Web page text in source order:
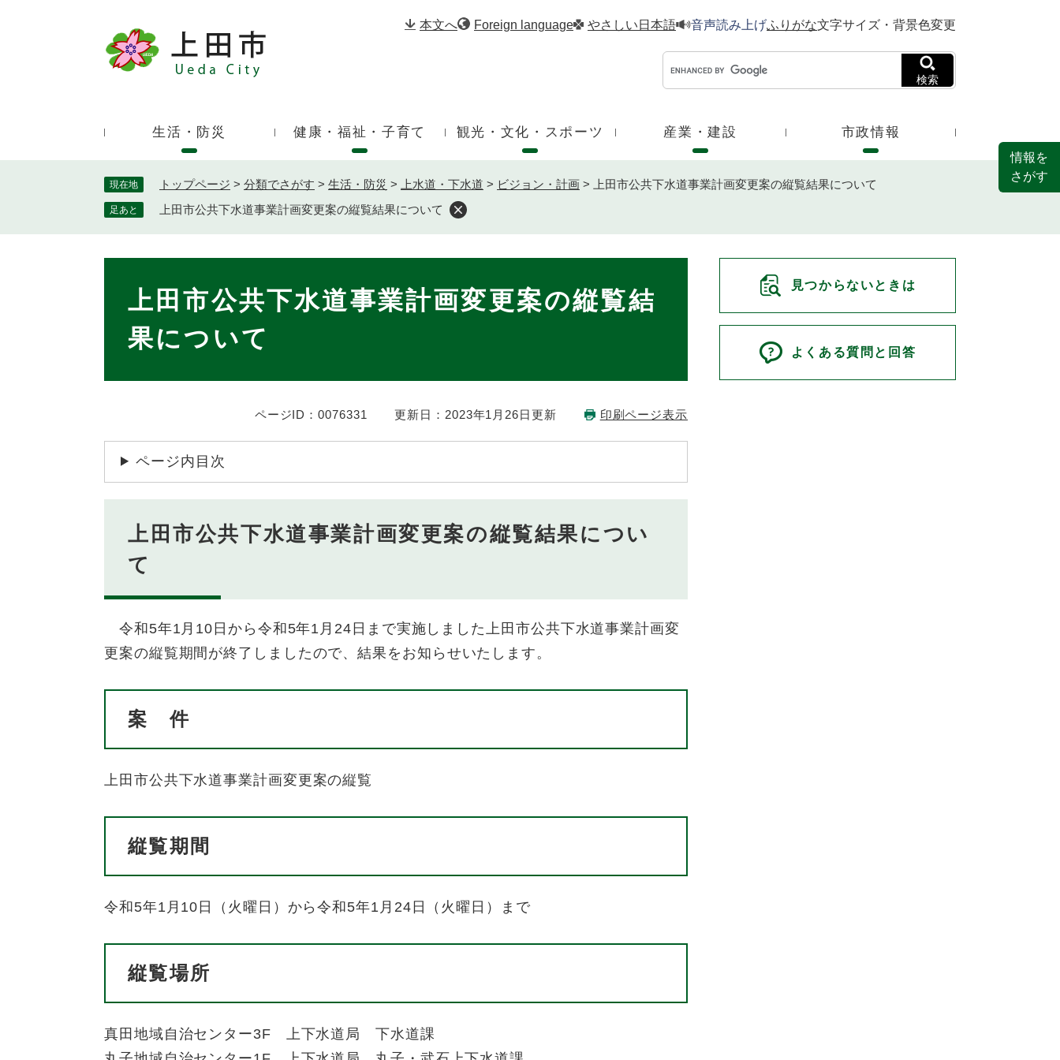
。
本文へ Foreign language やさしい日本語 音声読み上げふりがな文字サイズ・背景色変更
ド
検索
生活・防災 健康・福祉・子育て 観光・文化・スポーツ 産業・建設 市政情報
現在地 トップページ > 分類でさがす > 生活・防災 > 上水道・下水道 > ビジョン・計画 > 上田市公共下水道事業計画変更案の縦覧結果について
足あと 上田市公共下水道事業計画変更案の縦覧結果について
上田市公共下水道事業計画変更案の縦覧結
果について
ページID：0076331 更新日：2023年1月26日更新 印刷ページ表示
ページ内目次
上田市公共下水道事業計画変更案の縦覧結果につい
て
令和5年1月10日から令和5年1月24日まで実施しました上田市公共下水道事業計画変
更案の縦覧期間が終了しましたので、結果をお知らせいたします。
案 件
上田市公共下水道事業計画変更案の縦覧
縦覧期間
令和5年1月10日（火曜日）から令和5年1月24日（火曜日）まで
縦覧場所
真田地域自治センター3F 上下水道局 下水道課
見つからないときは
よくある質問と回答
情報を
さがす